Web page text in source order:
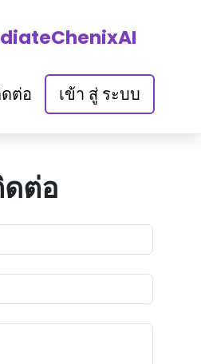
ต่อ เข้า สู่ ระบบ
ต่อ